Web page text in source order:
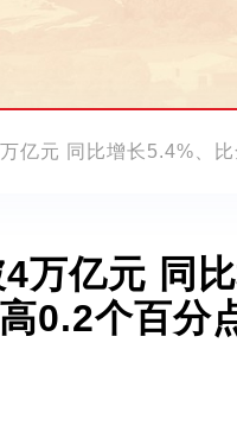
亿元 ​同比增长5.4%、
万亿元 ​同
高0.2个百分